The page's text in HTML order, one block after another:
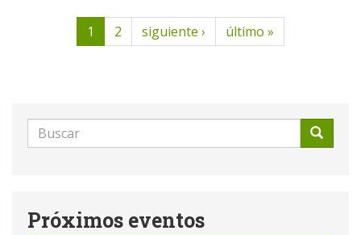
1 2 siguiente › último »
Formulario
de
Próximos eventos